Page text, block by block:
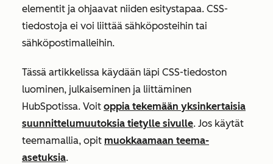
elementit ja ohjaavat niiden esitystapaa. CSS-
tiedostoja ei voi liittää sähköposteihin tai
sähköpostimalleihin.
Tässä artikkelissa käydään läpi CSS-tiedoston
luominen, julkaiseminen ja liittäminen
HubSpotissa. Voit oppia tekemään yksinkertaisia
suunnittelumuutoksia tietylle sivulle. Jos käytät
teemamallia, opit muokkaamaan teema-
asetuksia.